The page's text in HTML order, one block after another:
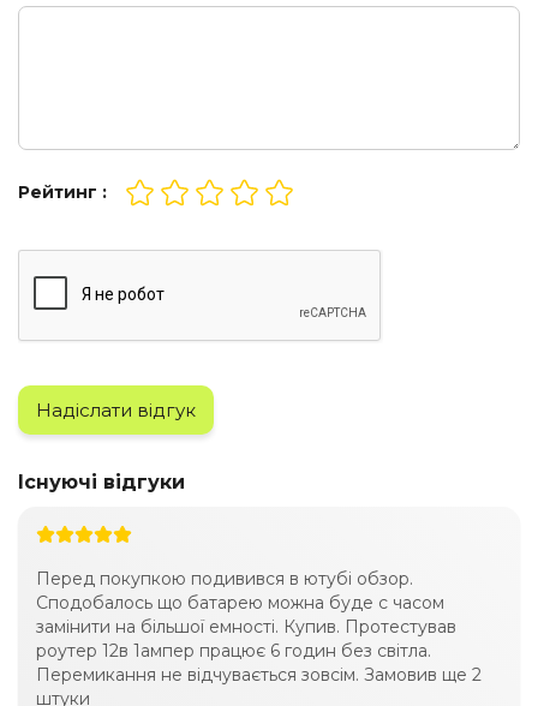
Рейтинг :
Надіслати відгук
Існуючі відгуки
Перед покупкою подивився в ютубі обзор.
Сподобалось що батарею можна буде с часом
замінити на більшої емності. Купив. Протестував
роутер 12в 1ампер працює 6 годин без світла.
Перемикання не відчувається зовсім. Замовив ще 2
штуки